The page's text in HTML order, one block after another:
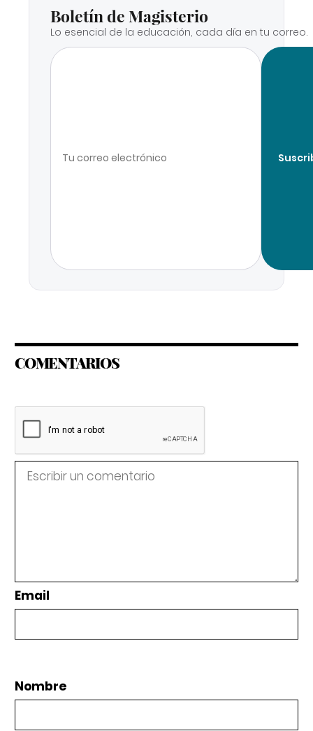
Boletín de Magisterio
Lo esencial de la educación, cada día en tu correo.
COMENTARIOS
Email
Nombre